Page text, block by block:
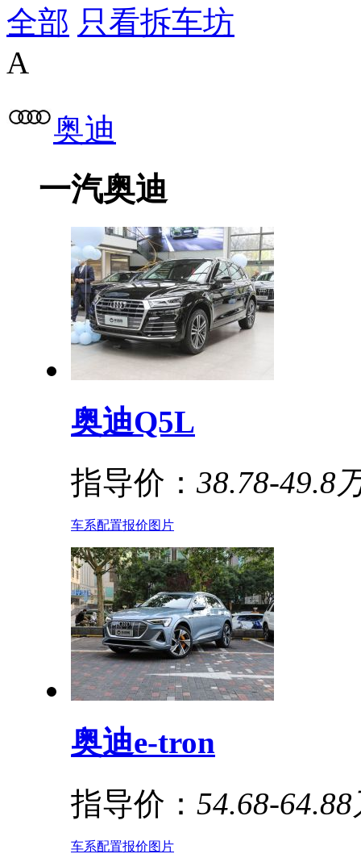
全部 只看拆车坊
A
奥迪
一汽奥迪
奥迪Q5L
指导价： 38.78-49.8
车系配置报价图片
奥迪e-tron
指导价： 54.68-64.88
车系配置报价图片